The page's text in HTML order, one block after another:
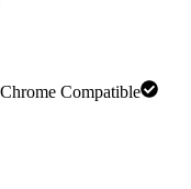
Chrome Compatible